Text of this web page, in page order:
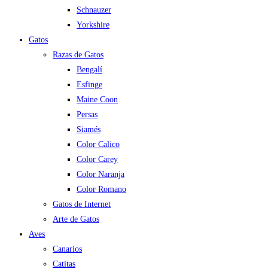
Schnauzer
Yorkshire
Gatos
Razas de Gatos
Bengalí
Esfinge
Maine Coon
Persas
Siamés
Color Calico
Color Carey
Color Naranja
Color Romano
Gatos de Internet
Arte de Gatos
Aves
Canarios
Catitas